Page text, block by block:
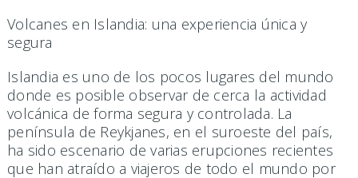
Volcanes en Islandia: una experiencia única y
segura
Islandia es uno de los pocos lugares del mundo
donde es posible observar de cerca la actividad
volcánica de forma segura y controlada. La
península de Reykjanes, en el suroeste del país,
ha sido escenario de varias erupciones recientes
que han atraído a viajeros de todo el mundo por